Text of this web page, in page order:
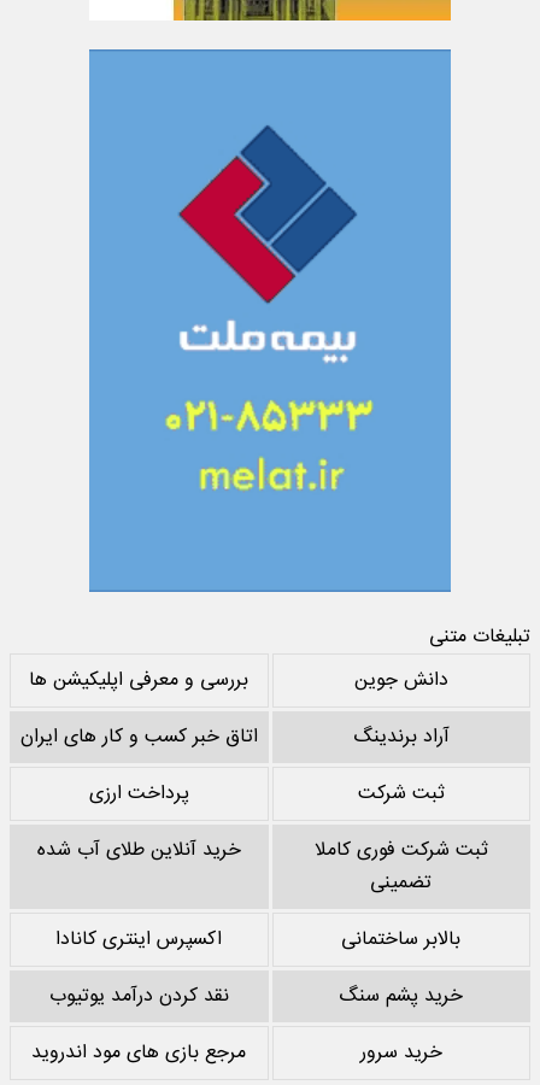
تبلیغات متنی
دانش جوین
بررسی و معرفی اپلیکیشن ها
آراد برندینگ
اتاق خبر کسب و کار های ایران
ثبت شرکت
پرداخت ارزی
ثبت شرکت فوری کاملا
تضمینی
خرید آنلاین طلای آب شده
بالابر ساختمانی
اکسپرس اینتری کانادا
خرید پشم سنگ
نقد کردن درآمد یوتیوب
خرید سرور
مرجع بازی های مود اندروید